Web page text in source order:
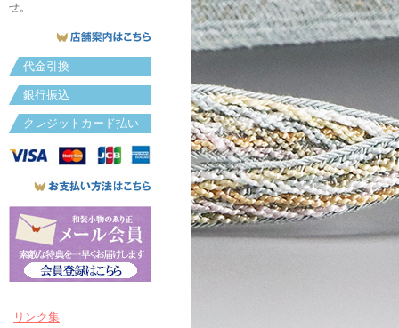
せ。
代金引換
銀行振込
クレジットカード払い
リンク集